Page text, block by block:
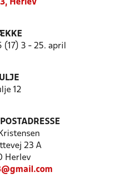
Herlev
(17) 3 - 25. april
12
23 A
Herlev